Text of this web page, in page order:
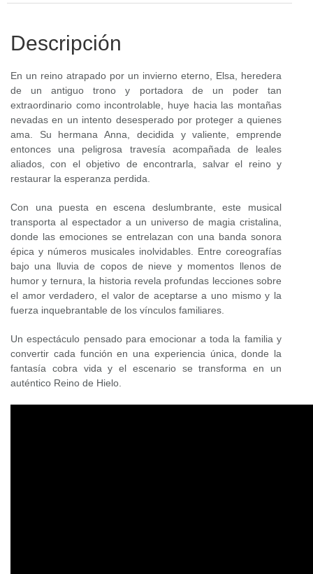
Descripción
En un reino atrapado por un invierno eterno, Elsa, heredera
de un antiguo trono y portadora de un poder tan
extraordinario como incontrolable, huye hacia las montañas
nevadas en un intento desesperado por proteger a quienes
ama. Su hermana Anna, decidida y valiente, emprende
entonces una peligrosa travesía acompañada de leales
aliados, con el objetivo de encontrarla, salvar el reino y
restaurar la esperanza perdida.
Con una puesta en escena deslumbrante, este musical
transporta al espectador a un universo de magia cristalina,
donde las emociones se entrelazan con una banda sonora
épica y números musicales inolvidables. Entre coreografías
bajo una lluvia de copos de nieve y momentos llenos de
humor y ternura, la historia revela profundas lecciones sobre
el amor verdadero, el valor de aceptarse a uno mismo y la
fuerza inquebrantable de los vínculos familiares.
Un espectáculo pensado para emocionar a toda la familia y
convertir cada función en una experiencia única, donde la
fantasía cobra vida y el escenario se transforma en un
auténtico Reino de Hielo.